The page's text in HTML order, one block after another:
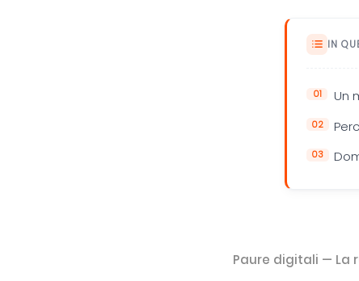
IN
Un
Paure digitali — La